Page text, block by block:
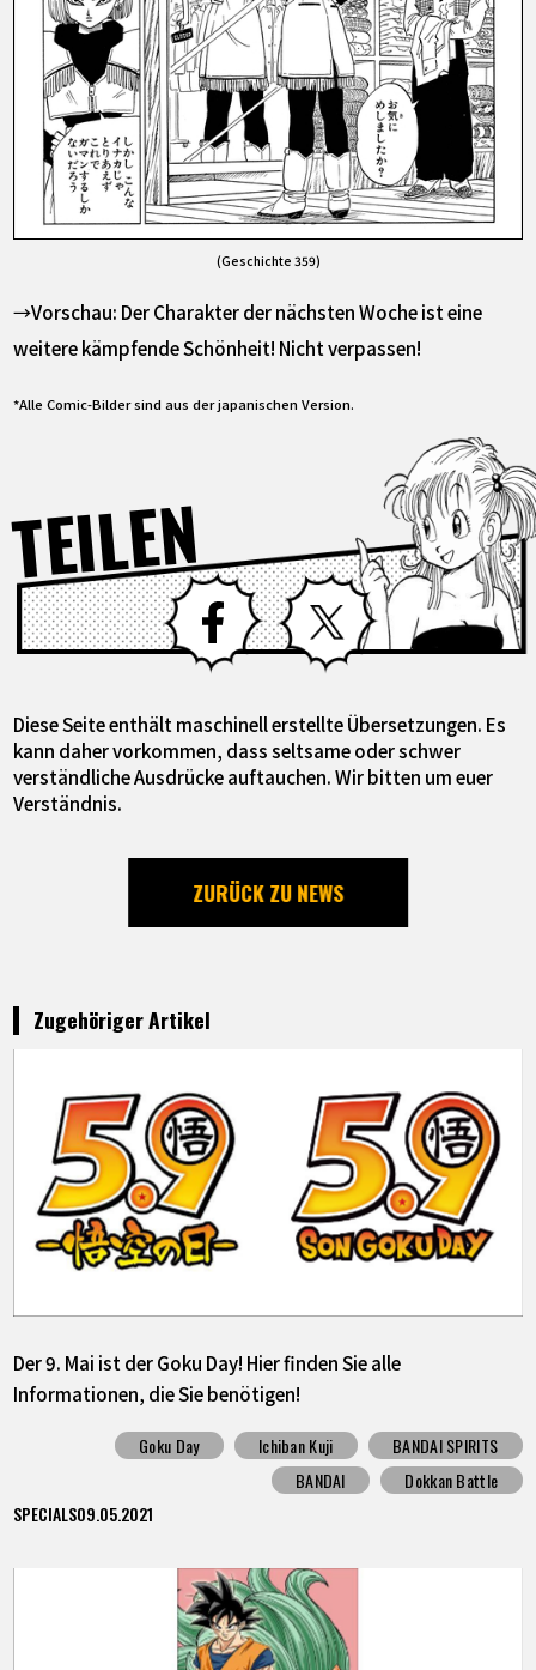
(Geschichte 359)
→Vorschau: Der Charakter der nächsten Woche ist eine
weitere kämpfende Schönheit! Nicht verpassen!
*Alle Comic-Bilder sind aus der japanischen Version.
TEILEN Facebook X
Diese Seite enthält maschinell erstellte Übersetzungen. Es
kann daher vorkommen, dass seltsame oder schwer
verständliche Ausdrücke auftauchen. Wir bitten um euer
Verständnis.
ZURÜCK ZU NEWS
Zugehöriger Artikel
Der 9. Mai ist der Goku Day! Hier finden Sie alle
Informationen, die Sie benötigen!
Goku Day Ichiban Kuji
BANDAI SPIRITS
BANDAI
Dokkan Battle
SPECIALS09.05.2021